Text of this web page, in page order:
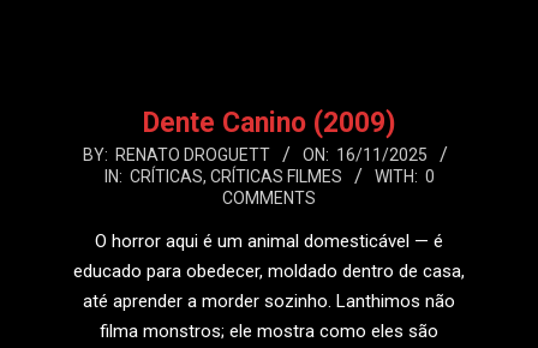
Dente Canino (2009)
2025-
BY: RENATO DROGUETT ON: 16/11/2025
IN: CRÍTICAS, CRÍTICAS FILMES WITH: 0
COMMENTS
O horror aqui é um animal domesticável — é
educado para obedecer, moldado dentro de casa,
até aprender a morder sozinho. Lanthimos não
filma monstros; ele mostra como eles são